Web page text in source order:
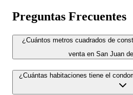
Preguntas Frecuentes
¿Cuántos metros cuadrados de
venta en San Juan
¿Cuántas habitaciones tiene el